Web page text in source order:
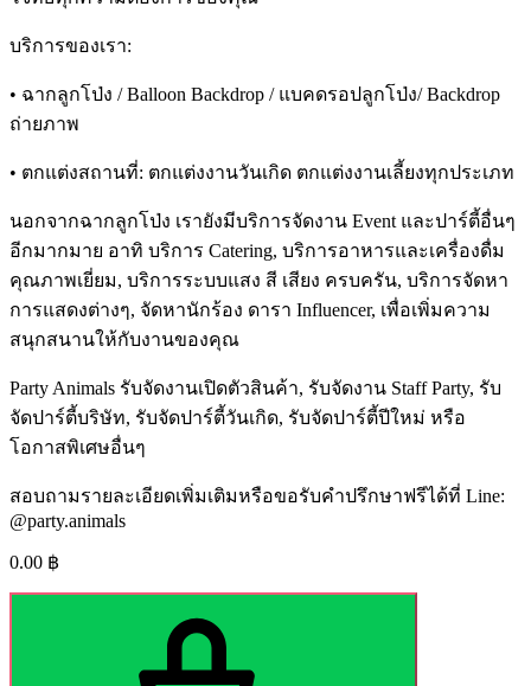
บริการของเรา:
• ฉากลูกโป่ง / Balloon Backdrop / แบคดรอปลูกโป่ง/ Backdrop
ถ่ายภาพ
• ตกแต่งสถานที่: ตกแต่งงานวันเกิด ตกแต่งงานเลี้ยงทุกประเภท
นอกจากฉากลูกโป่ง เรายังมีบริการจัดงาน Event และปาร์ตี้อื่นๆ
อีกมากมาย อาทิ บริการ Catering, บริการอาหารและเครื่องดื่ม
คุณภาพเยี่ยม, บริการระบบแสง สี เสียง ครบครัน, บริการจัดหา
การแสดงต่างๆ, จัดหานักร้อง ดารา Influencer, เพื่อเพิ่มความ
สนุกสนานให้กับงานของคุณ
Party Animals รับจัดงานเปิดตัวสินค้า, รับจัดงาน Staff Party, รับ
จัดปาร์ตี้บริษัท, รับจัดปาร์ตี้วันเกิด, รับจัดปาร์ตี้ปีใหม่ หรือ
โอกาสพิเศษอื่นๆ
สอบถามรายละเอียดเพิ่มเติมหรือขอรับคำปรึกษาฟรีได้ที่ Line:
@party.animals
0.00 ฿